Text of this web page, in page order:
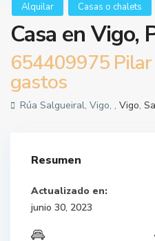
Alquilar Casas o chalets
Casa en Vigo,
654409975 Pilar
gastos
Rúa Salgueiral, Vigo, , Vigo,
Resumen
Actualizado en:
junio 30, 2023